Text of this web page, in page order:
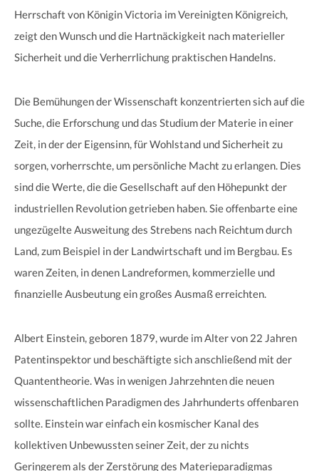
Herrschaft von Königin Victoria im Vereinigten Königreich,
zeigt den Wunsch und die Hartnäckigkeit nach materieller
Sicherheit und die Verherrlichung praktischen Handelns.
Die Bemühungen der Wissenschaft konzentrierten sich auf die
Suche, die Erforschung und das Studium der Materie in einer
Zeit, in der der Eigensinn, für Wohlstand und Sicherheit zu
sorgen, vorherrschte, um persönliche Macht zu erlangen. Dies
sind die Werte, die die Gesellschaft auf den Höhepunkt der
industriellen Revolution getrieben haben. Sie offenbarte eine
ungezügelte Ausweitung des Strebens nach Reichtum durch
Land, zum Beispiel in der Landwirtschaft und im Bergbau. Es
waren Zeiten, in denen Landreformen, kommerzielle und
finanzielle Ausbeutung ein großes Ausmaß erreichten.
Albert Einstein, geboren 1879, wurde im Alter von 22 Jahren
Patentinspektor und beschäftigte sich anschließend mit der
Quantentheorie. Was in wenigen Jahrzehnten die neuen
wissenschaftlichen Paradigmen des Jahrhunderts offenbaren
sollte. Einstein war einfach ein kosmischer Kanal des
kollektiven Unbewussten seiner Zeit, der zu nichts
Geringerem als der Zerstörung des Materieparadigmas